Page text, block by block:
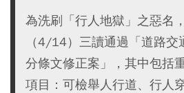
為洗刷「行人地獄」之惡名
（4/14）三讀通過「道路
分條文修正案」，其中包括
項目：可檢舉人行道、行人